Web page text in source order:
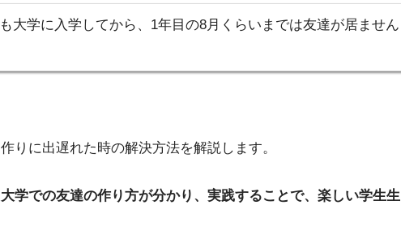
大学に入学してから、1年目の8月くらいまでは友達が居ません
りに出遅れた時の解決方法を解説します。
大学での友達の作り方が分かり、実践することで、楽しい学生生